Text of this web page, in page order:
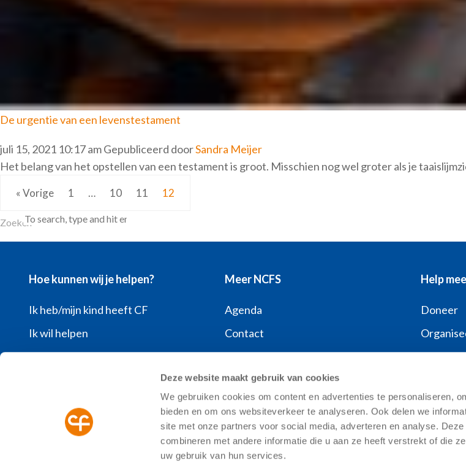
Deze website maakt gebruik van cookies
We gebruiken cookies om content en advertenties te personaliseren,
bieden en om ons websiteverkeer te analyseren. Ook delen we
site met onze partners voor social media, adverteren en analyse.
combineren met andere informatie die u aan ze heeft verstrekt of die
uw gebruik van hun services.
De urgentie van een levenstestament
juli 15, 2021 10:17 amGepubliceerd doorSandra Meijer
Het belang van het opstellen van een testament is groot. Misschien nog wel groter als je
« Vorige 1 … 10 11 12
Zoeken
Hoe kunnen wij je helpen?
Ik heb/mijn kind heeft CF
Ik wil helpen
Ik wil meer weten over CF
Ik wil mijn donatie opzeggen
Meer NCFS
Agenda
Contact
Over de NCFS
Pers
Vacatures
Veelgestelde vragen
Help mee
Doneer
Word